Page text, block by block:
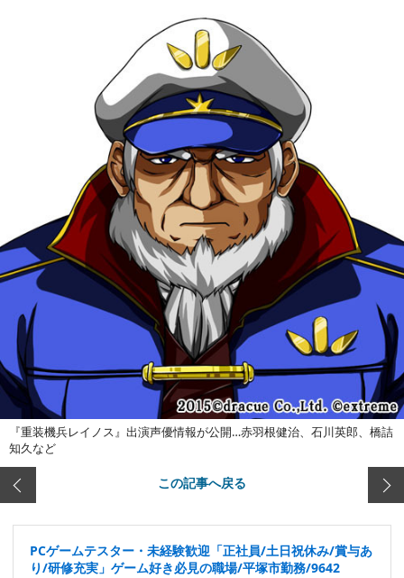
『重装機兵レイノス』出演声優情報が公開…赤羽根健治、石川英郎、橋詰
知久など
この記事へ戻る
PCゲームテスター・未経験歓迎「正社員/土日祝休み/賞与あ
り/研修充実」ゲーム好き必見の職場/平塚市勤務/9642